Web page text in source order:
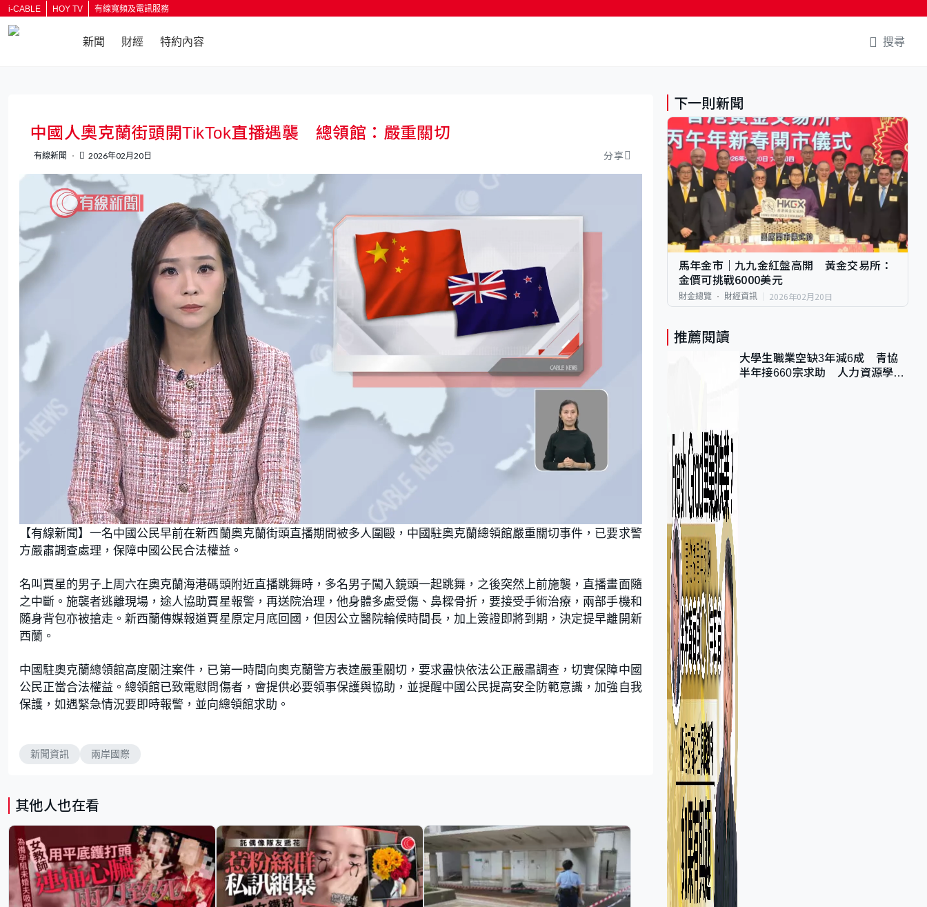
i-CABLE HOY TV 有線寬頻及電訊服務
新聞 財經 特約內容 搜尋
中國人奧克蘭街頭開TikTok直播遇襲 總領館：嚴重關切
有線新聞 2026年02月20日 分享
n
m
u
t
e
L
o
a
d
e
d
:
.
8
1
%
【有線新聞】一名中國公民早前在新西蘭奧克蘭街頭直播期間被多人圍毆，中國駐奧克蘭總領館嚴重關切事件，已要求警
方嚴肅調查處理，保障中國公民合法權益。
名叫賈星的男子上周六在奧克蘭海港碼頭附近直播跳舞時，多名男子闖入鏡頭一起跳舞，之後突然上前施襲，直播畫面隨
之中斷。施襲者逃離現場，途人協助賈星報警，再送院治理，他身體多處受傷、鼻樑骨折，要接受手術治療，兩部手機和
隨身背包亦被搶走。新西蘭傳媒報道賈星原定月底回國，但因公立醫院輪候時間長，加上簽證即將到期，決定提早離開新
西蘭。
中國駐奧克蘭總領館高度關注案件，已第一時間向奧克蘭警方表達嚴重關切，要求盡快依法公正嚴肅調查，切實保障中國
公民正當合法權益。總領館已致電慰問傷者，會提供必要領事保護與協助，並提醒中國公民提高安全防範意識，加強自我
保護，如遇緊急情況要即時報警，並向總領館求助。
新聞資訊 兩岸國際
其他人也在看
下一則新聞
馬年金市｜九九金紅盤高開 黃金交易所：
金價可挑戰6000美元
財金總覽 財經資訊 2026年02月20日
推薦閱讀
大學生職業空缺3年減6成 青協
半年接660宗求助 人力資源學